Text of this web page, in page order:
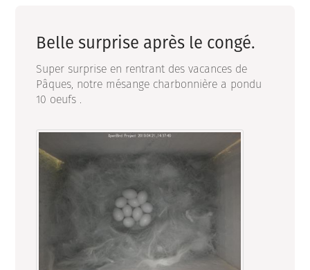
Belle surprise après le congé.
Super surprise en rentrant des vacances de
Pâques, notre mésange charbonnière a pondu
10 oeufs .